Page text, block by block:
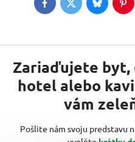
FacebookTwitterBluesky
Zariaďujete byt,
hotel alebo
vám
Pošlite nám svoju predstavu